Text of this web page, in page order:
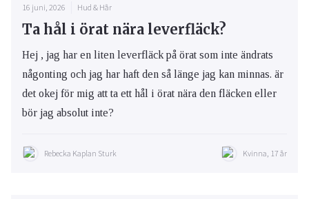
16 juni, 2026 Hud & Hår
Ta hål i örat nära leverfläck?
Hej , jag har en liten leverfläck på örat som inte ändrats
någonting och jag har haft den så länge jag kan minnas. är
det okej för mig att ta ett hål i örat nära den fläcken eller
bör jag absolut inte?
Rebecka Kaplan Sturk Kvinna, 17 år